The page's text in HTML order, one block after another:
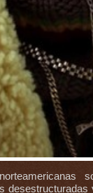
desestructuradas